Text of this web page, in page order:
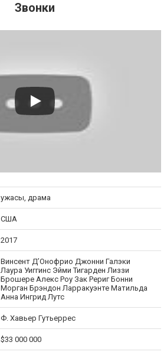
Звонки
ужасы, драма
США
2017
Винсент Д’Онофрио Джонни Галэки
Лаура Уиггинс Эйми Тигарден Лиззи
Брошере Алекс Роу Зак Рериг Бонни
Морган Брэндон Ларракуэнте Матильда
Анна Ингрид Лутс
Ф. Хавьер Гутьеррес
$33 000 000